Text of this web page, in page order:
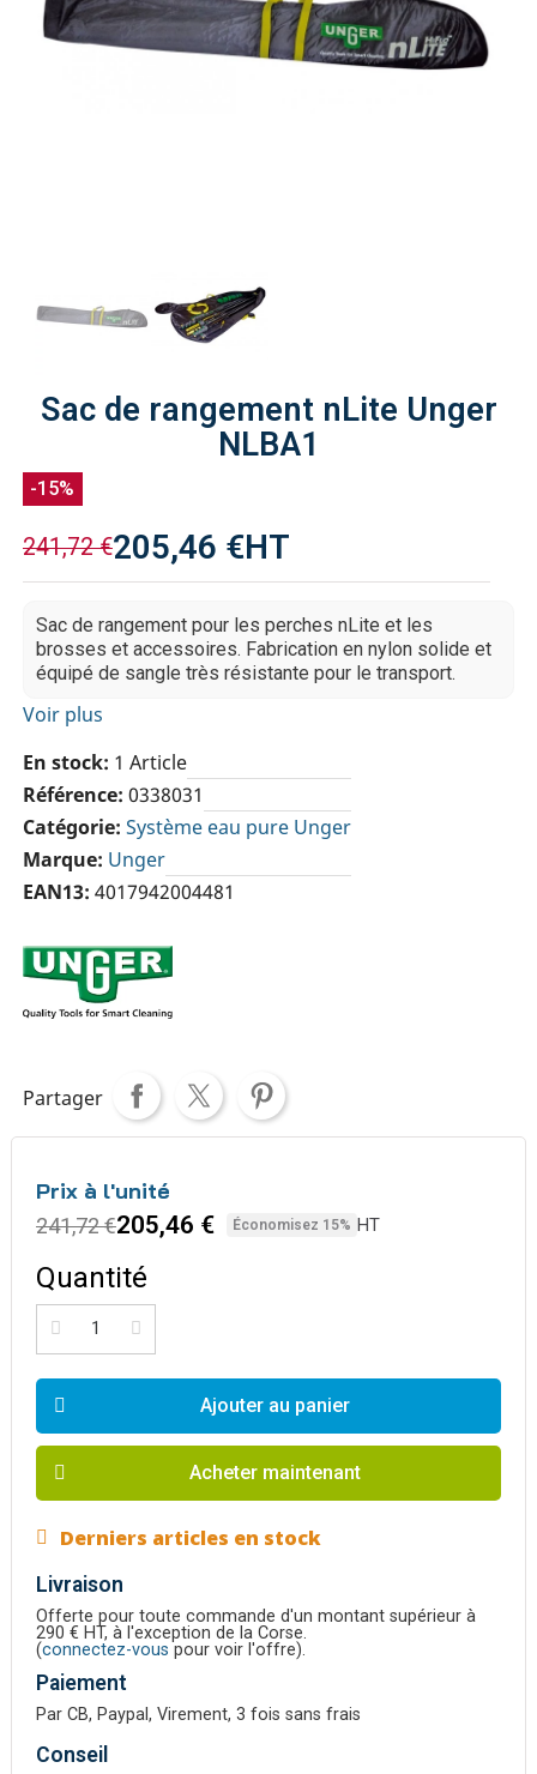
Sac de rangement nLite Unger
NLBA1
-15%
241,72 €205,46 €HT
Sac de rangement pour les perches nLite et les
brosses et accessoires. Fabrication en nylon solide et
équipé de sangle très résistante pour le transport.
Voir plus
En stock 1 Article
Référence 0338031
Catégorie Système eau pure Unger
Marque Unger
EAN13 4017942004481
Partager
Prix à l'unité
241,72 €205,46 € Économisez 15% HT
Quantité
Ajouter au panier
Acheter maintenant
Derniers articles en stock
Livraison
Offerte pour toute commande d'un montant supérieur à
290 € HT, à l'exception de la Corse.
(connectez-vous pour voir l'offre).
Paiement
Par CB, Paypal, Virement, 3 fois sans frais
Conseil